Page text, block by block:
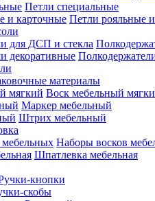
Петли специальные
Петли рояльные
материалы
Воск мебельный
Маркер мебельный
Штрих мебельный
Наборы восков
Шпатлевка мебельная
кнопки
скобы